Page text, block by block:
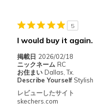
商品が期待と異なったレビュー
Need Break In
以下に最適
Casual Wear
View On Shoes
5
I would buy it again.
掲載日 2026/02/18
ニックネーム RC
お住まい Dallas, Tx.
Describe Yourself Stylish
レビューしたサイト
skechers.com